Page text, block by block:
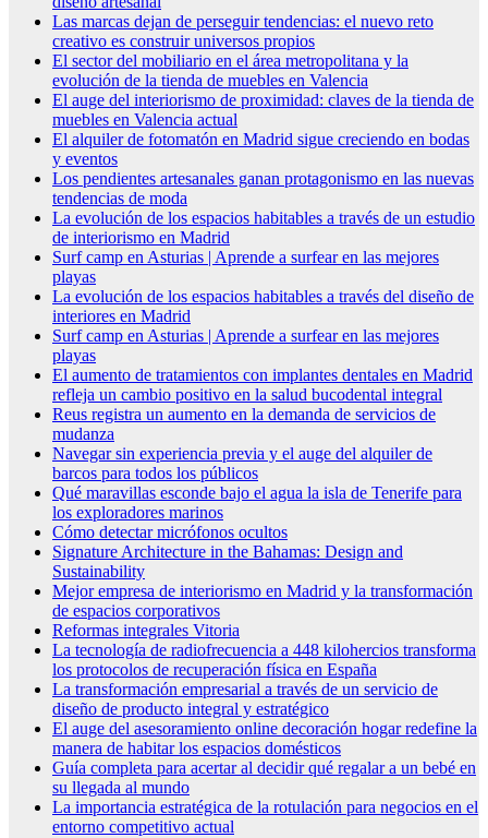
Las marcas dejan de perseguir tendencias: el nuevo reto
creativo es construir universos propios
El sector del mobiliario en el área metropolitana y la
evolución de la tienda de muebles en Valencia
El auge del interiorismo de proximidad: claves de la tienda de
muebles en Valencia actual
El alquiler de fotomatón en Madrid sigue creciendo en bodas
y eventos
Los pendientes artesanales ganan protagonismo en las nuevas
tendencias de moda
La evolución de los espacios habitables a través de un estudio
de interiorismo en Madrid
Surf camp en Asturias | Aprende a surfear en las mejores
playas
La evolución de los espacios habitables a través del diseño de
interiores en Madrid
Surf camp en Asturias | Aprende a surfear en las mejores
playas
El aumento de tratamientos con implantes dentales en Madrid
refleja un cambio positivo en la salud bucodental integral
Reus registra un aumento en la demanda de servicios de
mudanza
Navegar sin experiencia previa y el auge del alquiler de
barcos para todos los públicos
Qué maravillas esconde bajo el agua la isla de Tenerife para
los exploradores marinos
Cómo detectar micrófonos ocultos
Signature Architecture in the Bahamas: Design and
Sustainability
Mejor empresa de interiorismo en Madrid y la transformación
de espacios corporativos
Reformas integrales Vitoria
La tecnología de radiofrecuencia a 448 kilohercios transforma
los protocolos de recuperación física en España
La transformación empresarial a través de un servicio de
diseño de producto integral y estratégico
El auge del asesoramiento online decoración hogar redefine la
manera de habitar los espacios domésticos
Guía completa para acertar al decidir qué regalar a un bebé en
su llegada al mundo
La importancia estratégica de la rotulación para negocios en el
entorno competitivo actual